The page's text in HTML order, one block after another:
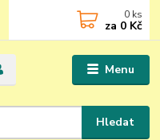
Menu
Hledat
0 ks
za 0 Kč